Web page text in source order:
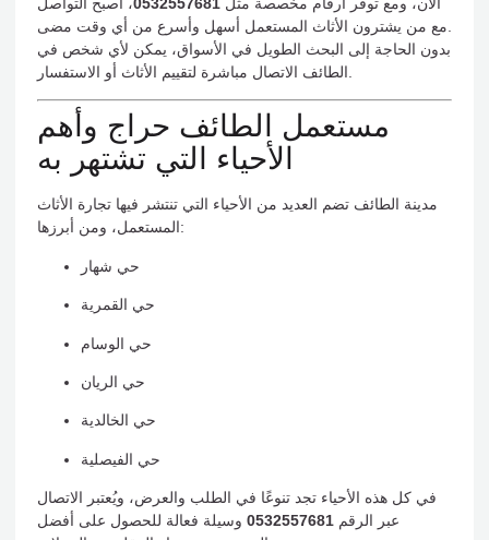
بدون الحاجة إلى البحث الطويل في الأسواق، يمكن لأي شخص في
مستعمل الطائف حراج وأهم
الأحياء التي تشتهر به
مدينة الطائف تضم العديد من الأحياء التي تنتشر فيها تجارة الأثاث
المستعمل، ومن أبرزها:
حي شهار
حي القمرية
حي الوسام
حي الريان
حي الخالدية
حي الفيصلية
في كل هذه الأحياء تجد تنوعًا في الطلب والعرض، ويُعتبر الاتصال
عبر الرقم 0532557681 وسيلة فعالة للحصول على أفضل